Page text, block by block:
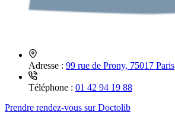
Adresse : 99 rue de Prony, 75017 Paris
Téléphone : 01 42 94 19 88
Prendre rendez-vous sur Doctolib